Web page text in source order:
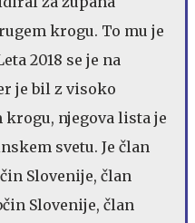
krogu. To mu je
2018 se je na
je bil z visoko
njegova lista je
svetu. Je član
Slovenije, član
Slovenije, član